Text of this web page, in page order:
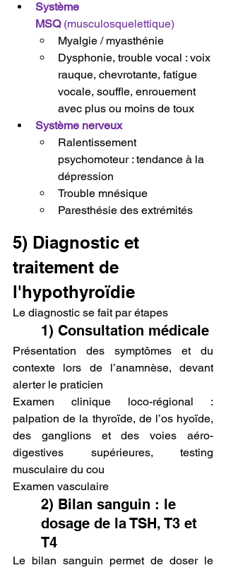
Système
MSQ (musculosquelettique)
Myalgie / myasthénie
Dysphonie, trouble vocal : voix
rauque, chevrotante, fatigue
vocale, souffle, enrouement
avec plus ou moins de toux
Système nerveux
Ralentissement
psychomoteur : tendance à la
dépression
Trouble mnésique
Paresthésie des extrémités
5) Diagnostic et
traitement de
l'hypothyroïdie
Le diagnostic se fait par étapes
1) Consultation médicale
Présentation des symptômes et du
contexte lors de l’anamnèse, devant
alerter le praticien
Examen clinique loco-régional :
palpation de la thyroïde, de l’os hyoïde,
des ganglions et des voies aéro-
digestives supérieures, testing
musculaire du cou
Examen vasculaire
2) Bilan sanguin : le
dosage de la TSH, T3 et
T4
Le bilan sanguin permet de doser le